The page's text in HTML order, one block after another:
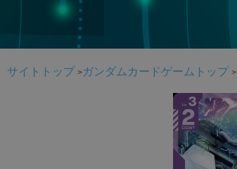
サイトトップ ガンダムカードゲームトップ